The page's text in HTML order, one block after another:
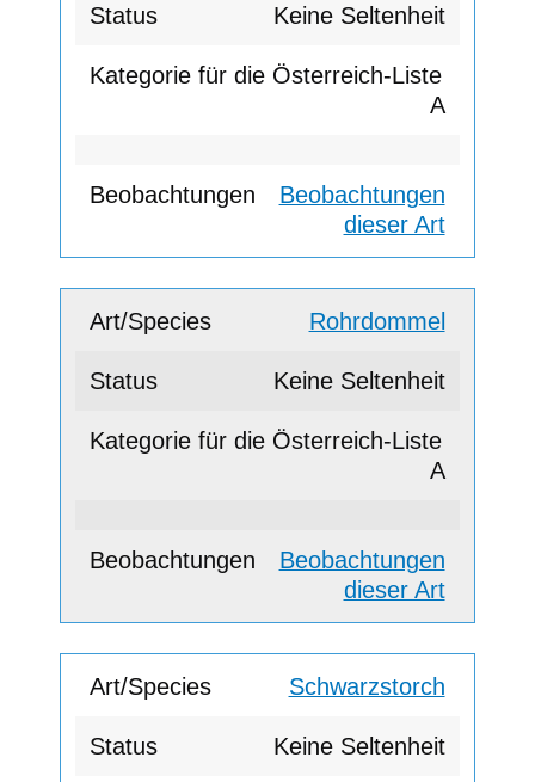
Keine Seltenheit
A
Beobachtungen
dieser Art
Rohrdommel
Keine Seltenheit
A
Beobachtungen
dieser Art
Schwarzstorch
Keine Seltenheit